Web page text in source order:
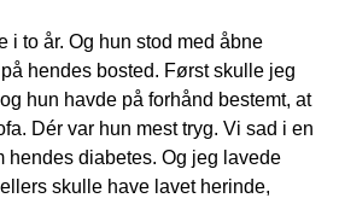
i to år. Og hun stod med åbne
hendes bosted. Først skulle jeg
hun havde på forhånd bestemt, at
Dér var hun mest tryg. Vi sad i en
hendes diabetes. Og jeg lavede
skulle have lavet herinde,